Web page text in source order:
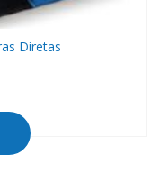
Diretas